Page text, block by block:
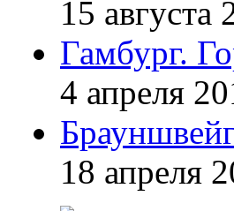
15 августа
Гамбург.
4 апреля
18 апреля